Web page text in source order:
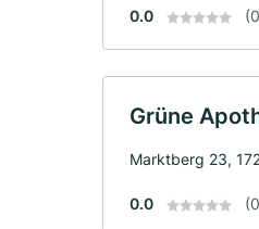
0.0
Grüne
Marktberg 23,
0.0